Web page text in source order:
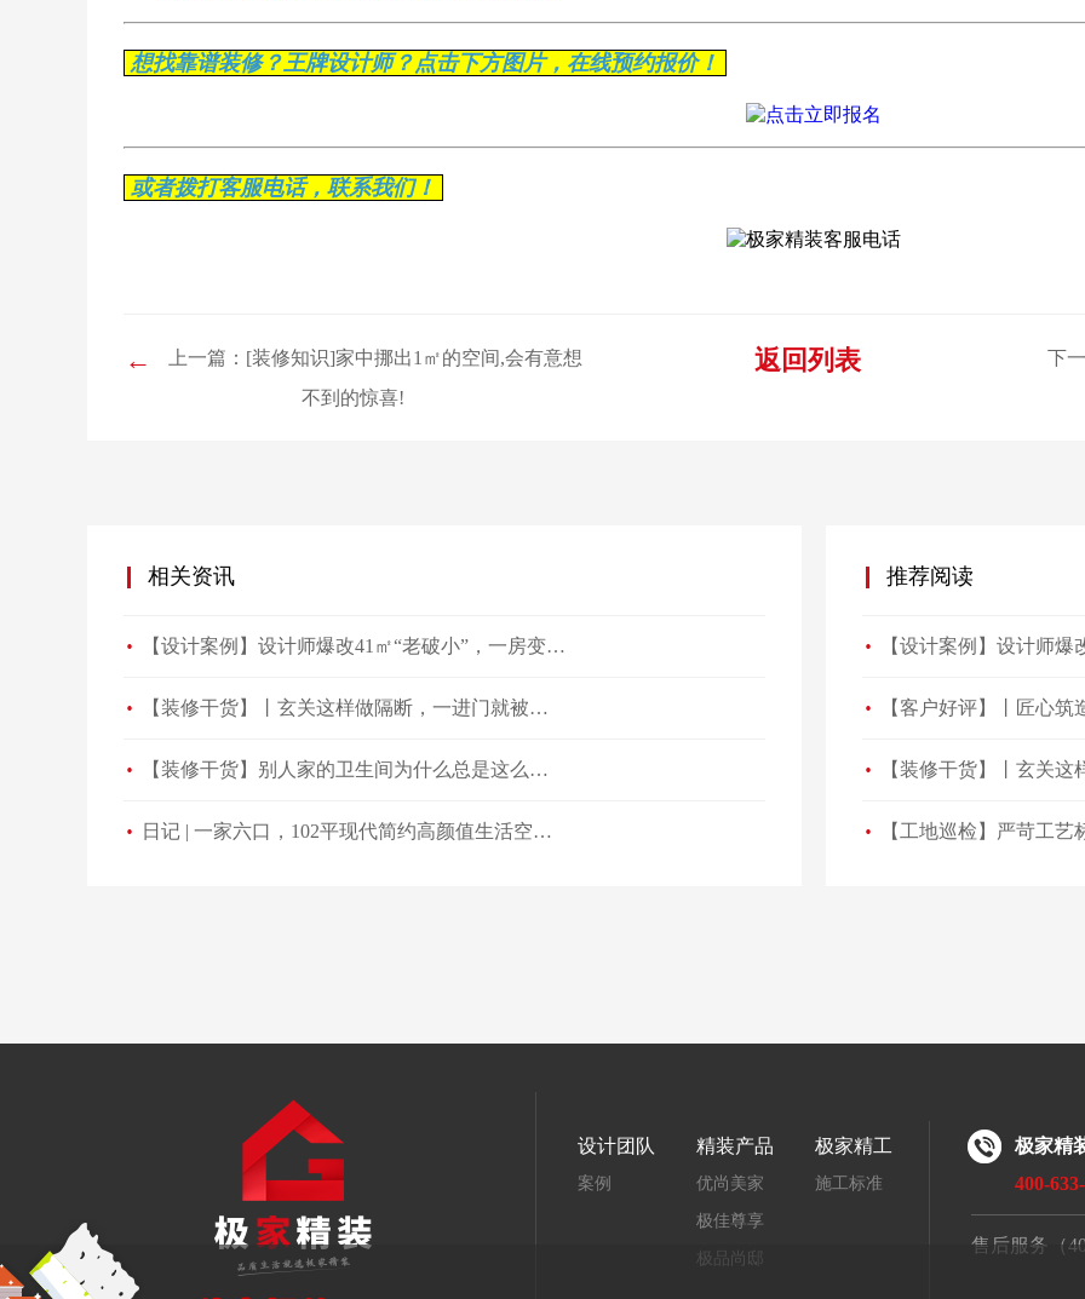
想找靠谱装修？王牌设计师？点击下方图片，在线预约报价！
或者拨打客服电话，联系我们！
←
上一篇：[装修知识]家中挪出1㎡的空间,会有意想
不到的惊喜!
返回列表 下
相关资讯
【设计案例】设计师爆改41㎡“老破小”，一房变三房，住祖孙三代五口人不拥挤！
【装修干货】丨玄关这样做隔断，一进门就被惊艳！
【装修干货】别人家的卫生间为什么总是这么好看？
日记 | 一家六口，102平现代简约高颜值生活空间！
推荐阅读
【工地巡检】严苛工
设计团队
案例
精装产品
优尚美家
极佳尊享
极品尚邸
极家精工
施工标准
极家精
400-
售后服务（